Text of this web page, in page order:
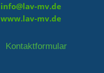
info@lav-mv.de
www.lav-mv.de
Kontaktformular